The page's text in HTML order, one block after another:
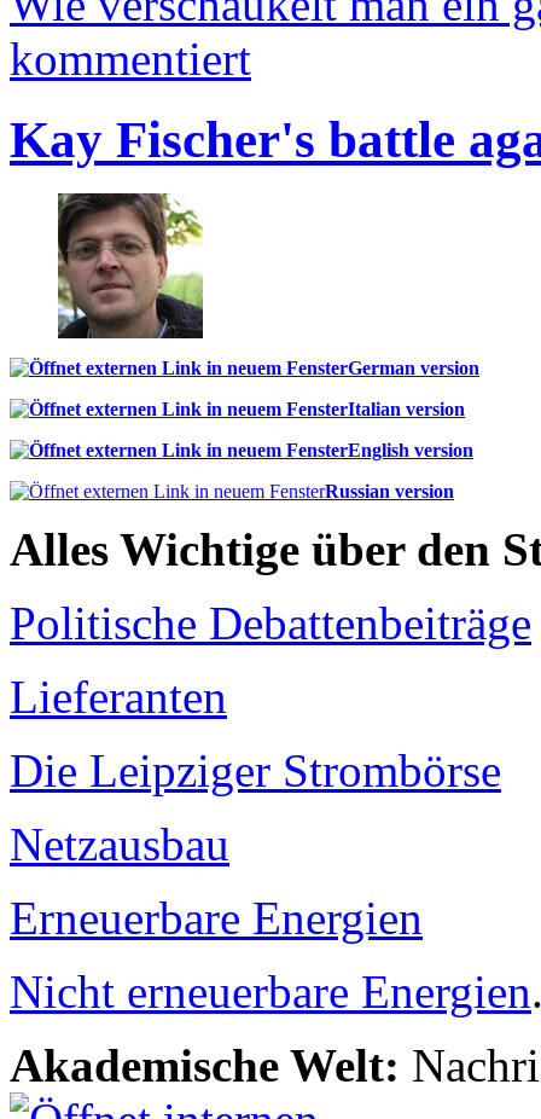
kommentiert
Kay Fischer's battle
German version
Italian version
English version
Russian version
Alles Wichtige über den
Politische Debattenbeiträge
Lieferanten
Die Leipziger Strombörse
Netzausbau
Erneuerbare Energien
Nicht erneuerbare Energien
Akademische Welt: